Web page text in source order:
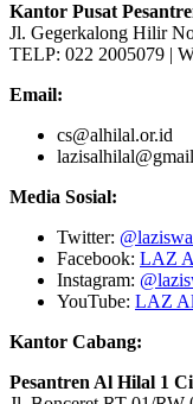
Kantor Pusat
Jl. Gegerkalong Hilir
TELP: 022 2005079 |
Email:
cs@alhilal.or.id
Media Sosial:
Twitter:
Facebook: LAZ
Instagram:
YouTube: LAZ
Kantor Cabang:
Pesantren Al Hilal 1